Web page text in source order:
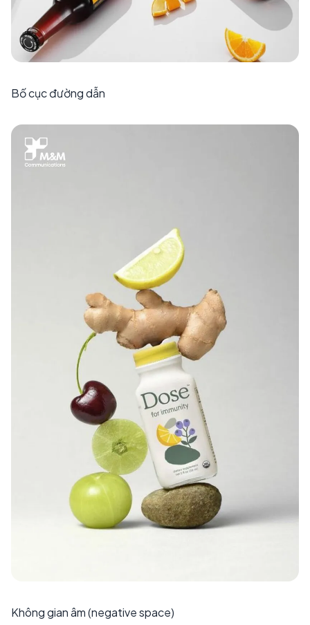
Bố cục đường dẫn
Không gian âm (negative space)